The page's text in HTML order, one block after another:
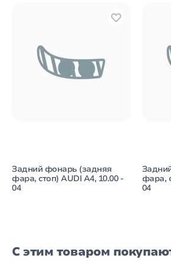
Задний фонарь (задняя
фара, стоп) AUDI A4, 10.00 -
04
фара,
04
С этим товаром